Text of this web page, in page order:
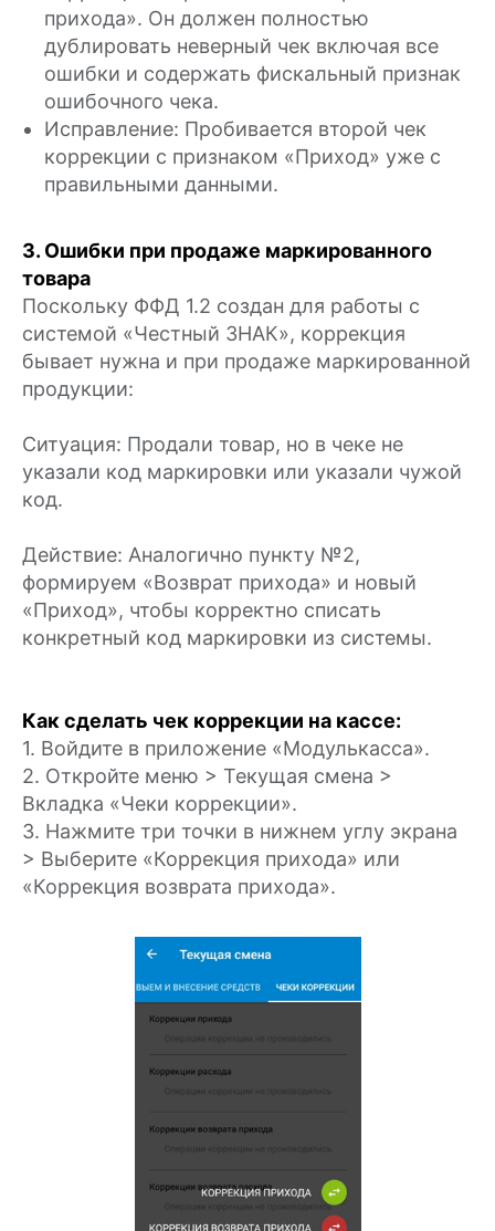
прихода». Он должен полностью
дублировать неверный чек включая все
ошибки и содержать фискальный признак
ошибочного чека.
Исправление: Пробивается второй чек
коррекции с признаком «Приход» уже с
правильными данными.
3. Ошибки при продаже маркированного
товара
Поскольку ФФД 1.2 создан для работы с
системой «Честный ЗНАК», коррекция
бывает нужна и при продаже маркированной
продукции:
Ситуация: Продали товар, но в чеке не
указали код маркировки или указали чужой
код.
Действие: Аналогично пункту №2,
формируем «Возврат прихода» и новый
«Приход», чтобы корректно списать
конкретный код маркировки из системы.
Как сделать чек коррекции на кассе:
1. Войдите в приложение «Модулькасса».
2. Откройте меню > Текущая смена >
Вкладка «Чеки коррекции».
3. Нажмите три точки в нижнем углу экрана
> Выберите «Коррекция прихода» или
«Коррекция возврата прихода».